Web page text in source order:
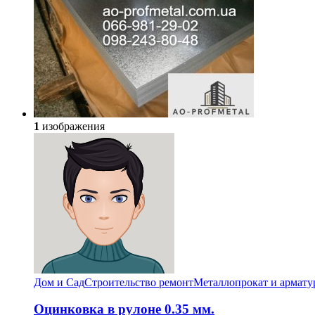
1 изображения
Дом и СадСтроительство ремонтМеталлопрокат и
Оцинковка в рулоне 0.35 мм.